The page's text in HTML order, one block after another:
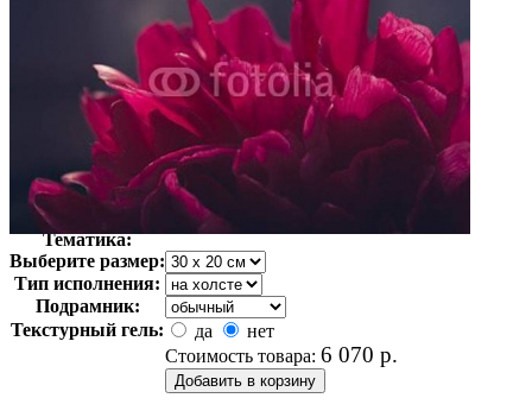
Автор:
Неизвестно
Арт-стиль
Фотография
Тематика:
Выберите размер:
Тип исполнения:
Подрамник:
Текстурный гель:
да
нет
Стоимость товара: 6 070 р.